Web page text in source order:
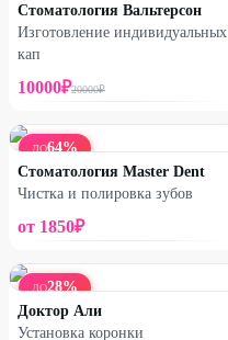
Стоматология Вальтерсон
Изготовление индивидуальных
кап
10000₽20000₽
ДО64%
Стоматология Master Dent
Чистка и полировка зубов
от 1850₽
ДО28%
Доктор Али
Установка коронки